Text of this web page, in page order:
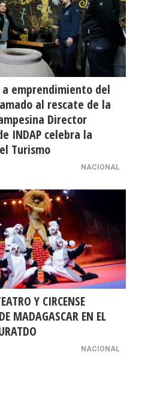
a emprendimiento del
al rescate de la
Director
INDAP celebra la
Turismo
NACIONAL
Y CIRCENSE
MADAGASCAR EN EL
NACIONAL